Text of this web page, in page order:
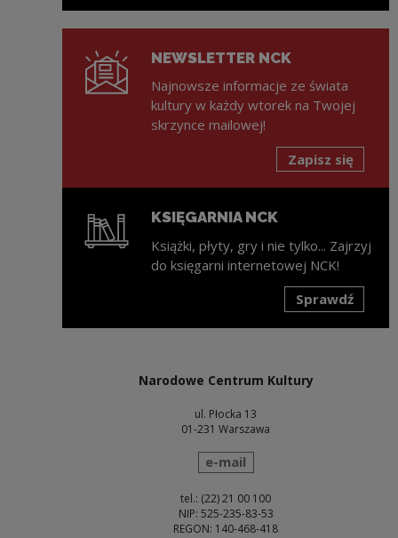
NEWSLETTER NCK
Najnowsze informacje ze świata
kultury w każdy wtorek na Twojej
skrzynce mailowej!
Zapisz się
KSIĘGARNIA NCK
Książki, płyty, gry i nie tylko... Zajrzyj
do księgarni internetowej NCK!
Sprawdź
Narodowe Centrum Kultury
ul. Płocka 13
01-231 Warszawa
wyślij wiadomość
e-mail
tel.: (22) 21 00 100
NIP: 525-235-83-53
REGON: 140-468-418